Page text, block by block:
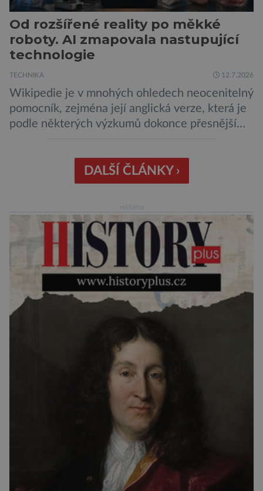
Od rozšířené reality po měkké
roboty. AI zmapovala nastupující
technologie
TECHNIKA 12.7.2026
Wikipedie je v mnohých ohledech neocenitelný
pomocník, zejména její anglická verze, která je
podle některých výzkumů dokonce přesnější
křišťálovou kouli, ze které umělá inteligence
věštila, které technologie v dohledné
Za vším stojí australští výzkumníci, kteří pomocí
umělé inteligence a […]
DALŠÍ ČLÁNKY ›